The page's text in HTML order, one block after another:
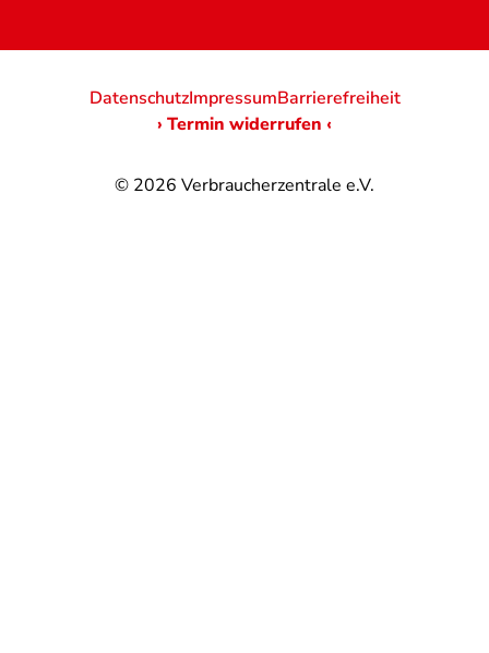
© 2026 Verbraucherzentrale e.V.
DatenschutzImpressumBarrierefreiheit
› Termin widerrufen ‹